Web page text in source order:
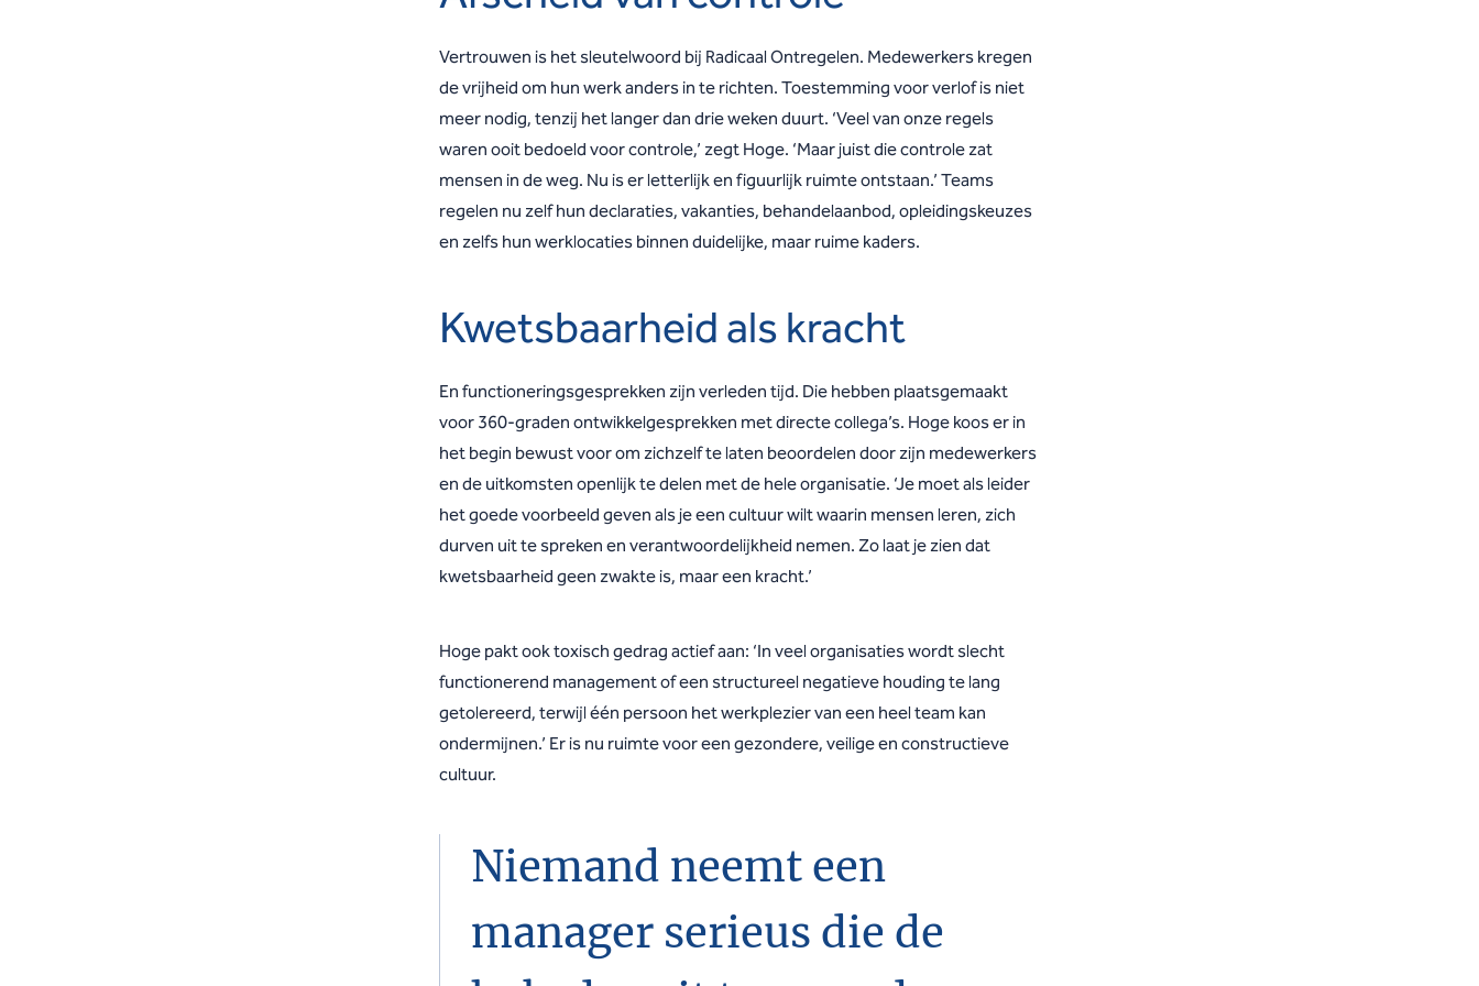
Vertrouwen is het sleutelwoord bij Radicaal Ontregelen. Medewerkers kregen
de vrijheid om hun werk anders in te richten. Toestemming voor verlof is niet
meer nodig, tenzij het langer dan drie weken duurt. ‘Veel van onze regels
waren ooit bedoeld voor controle,’ zegt Hoge. ‘Maar juist die controle zat
mensen in de weg. Nu is er letterlijk en figuurlijk ruimte ontstaan.’ Teams
regelen nu zelf hun declaraties, vakanties, behandelaanbod, opleidingskeuzes
en zelfs hun werklocaties binnen duidelijke, maar ruime kaders.
Kwetsbaarheid als kracht
En functioneringsgesprekken zijn verleden tijd. Die hebben plaatsgemaakt
voor 360-graden ontwikkelgesprekken met directe collega’s. Hoge koos er in
het begin bewust voor om zichzelf te laten beoordelen door zijn medewerkers
en de uitkomsten openlijk te delen met de hele organisatie. ‘Je moet als leider
het goede voorbeeld geven als je een cultuur wilt waarin mensen leren, zich
durven uit te spreken en verantwoordelijkheid nemen. Zo laat je zien dat
kwetsbaarheid geen zwakte is, maar een kracht.’
Hoge pakt ook toxisch gedrag actief aan: ‘In veel organisaties wordt slecht
functionerend management of een structureel negatieve houding te lang
getolereerd, terwijl één persoon het werkplezier van een heel team kan
ondermijnen.’ Er is nu ruimte voor een gezondere, veilige en constructieve
cultuur.
Niemand neemt een
manager serieus die de